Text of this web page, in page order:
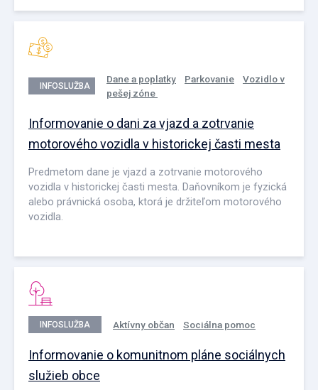
INFOSLUŽBA
Dane a poplatky Parkovanie
Vozidlo v
pešej zóne
Informovanie o dani za vjazd a zotrvanie
motorového vozidla v historickej časti mesta
Predmetom dane je vjazd a zotrvanie motorového
vozidla v historickej časti mesta. Daňovníkom je fyzická
alebo právnická osoba, ktorá je držiteľom motorového
vozidla.
INFOSLUŽBA Aktívny občan Sociálna pomoc
Informovanie o komunitnom pláne sociálnych
služieb obce